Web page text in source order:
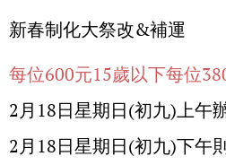
新春制化大祭改&補運
每位600元15歲以下每位
2月18日星期日(初九)上午
2月18日星期日(初九)下午